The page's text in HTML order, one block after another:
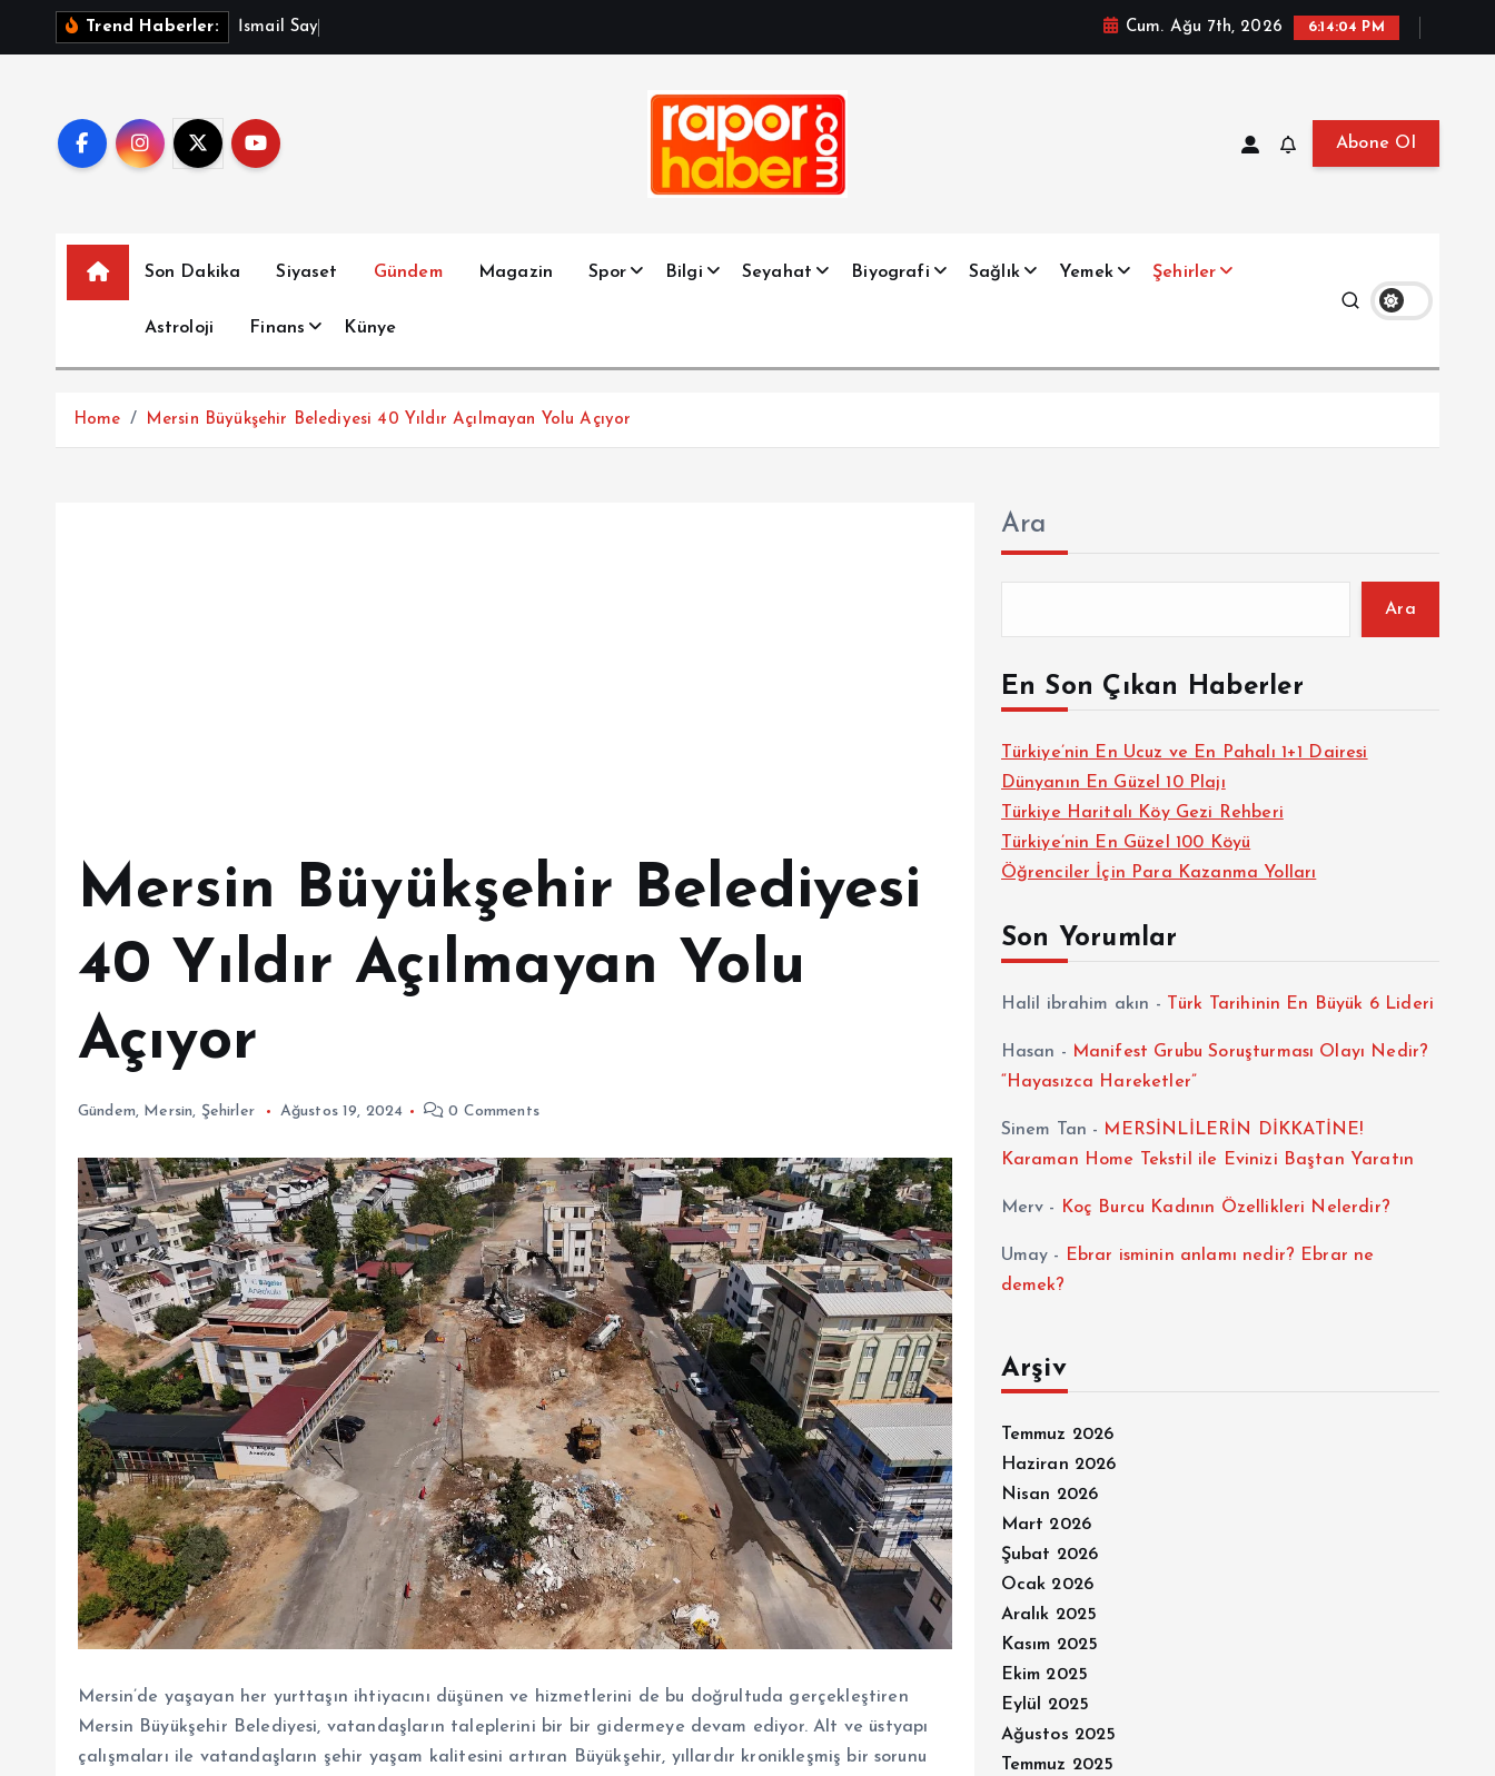
Trend Haberler: sma i Say Cum. Ağu 7th, 2026 6:14:05 PM
Abone Ol
Son Dakika Siyaset Gündem Magazin Spor Bilgi Seyahat Biyografi Sağlık Yemek Şehirler
Astroloji Finans Künye
Home Mersin Büyükşehir Belediyesi 40 Yıldır Açılmayan Yolu Açıyor
Mersin Büyükşehir Belediyesi
40 Yıldır Açılmayan Yolu
Açıyor
Gündem, Mersin, Şehirler Ağustos 19, 2024 0 Comments
Mersin’de yaşayan her yurttaşın ihtiyacını düşünen ve hizmetlerini de bu doğrultuda gerçekleştiren
Mersin Büyükşehir Belediyesi, vatandaşların taleplerini bir bir gidermeye devam ediyor. Alt ve üstyapı
çalışmaları ile vatandaşların şehir yaşam kalitesini artıran Büyükşehir, yıllardır kronikleşmiş bir sorunu
Ara
Ara
En Son Çıkan Haberler
Türkiye’nin En Ucuz ve En Pahalı 1+1 Dairesi
Dünyanın En Güzel 10 Plajı
Türkiye Haritalı Köy Gezi Rehberi
Türkiye’nin En Güzel 100 Köyü
Öğrenciler İçin Para Kazanma Yolları
Son Yorumlar
Halil ibrahim akın - Türk Tarihinin En Büyük 6 Lideri
Hasan - Manifest Grubu Soruşturması Olayı Nedir?
“Hayasızca Hareketler”
Sinem Tan - MERSİNLİLERİN DİKKATİNE!
Karaman Home Tekstil ile Evinizi Baştan Yaratın
Merv - Koç Burcu Kadının Özellikleri Nelerdir?
Umay -
Ebrar isminin anlamı nedir? Ebrar ne
demek?
Arşiv
Temmuz 2026
Haziran 2026
Nisan 2026
Mart 2026
Şubat 2026
Ocak 2026
Aralık 2025
Kasım 2025
Ekim 2025
Eylül 2025
Ağustos 2025
Temmuz 2025